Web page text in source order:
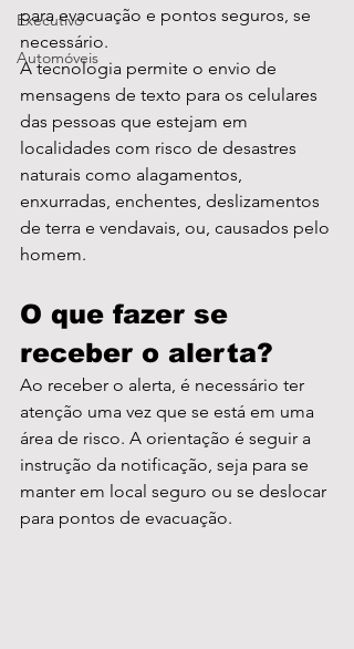
Executivo
Automóveis
para evacuação e pontos seguros, se
necessário.
A tecnologia permite o envio de
mensagens de texto para os celulares
das pessoas que estejam em
localidades com risco de desastres
naturais como alagamentos,
enxurradas, enchentes, deslizamentos
de terra e vendavais, ou, causados pelo
homem.
O que fazer se
receber o alerta?
Ao receber o alerta, é necessário ter
atenção uma vez que se está em uma
área de risco. A orientação é seguir a
instrução da notificação, seja para se
manter em local seguro ou se deslocar
para pontos de evacuação.